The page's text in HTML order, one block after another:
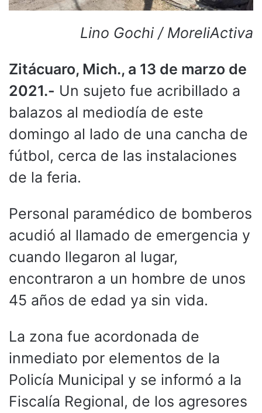
Lino Gochi / MoreliActiva
Zitácuaro, Mich., a 13 de marzo de
2021.- Un sujeto fue acribillado a
balazos al mediodía de este
domingo al lado de una cancha de
fútbol, cerca de las instalaciones
de la feria.
Personal paramédico de bomberos
acudió al llamado de emergencia y
cuando llegaron al lugar,
encontraron a un hombre de unos
45 años de edad ya sin vida.
La zona fue acordonada de
inmediato por elementos de la
Policía Municipal y se informó a la
Fiscalía Regional, de los agresores